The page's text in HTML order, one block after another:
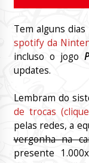
Tem alguns
spotify da
incluso o jogo
updates.
Lembram do
de trocas
pelas redes, a
vergonha na
presente